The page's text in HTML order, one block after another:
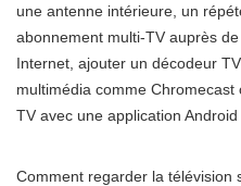
une antenne intérieure, un
abonnement multi-TV auprès
Internet, ajouter un décodeur
multimédia comme Chromecast
TV avec une application Android
Comment regarder la télévision